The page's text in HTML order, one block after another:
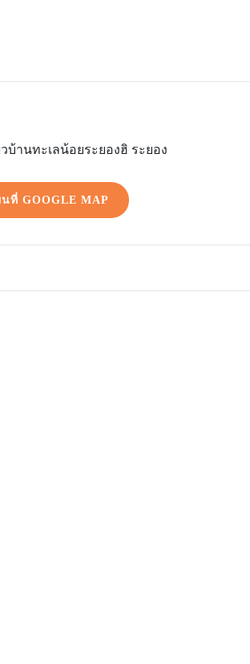
านทะเลน้อยระยองฮิ ระยอง
ที่ GOOGLE MAP